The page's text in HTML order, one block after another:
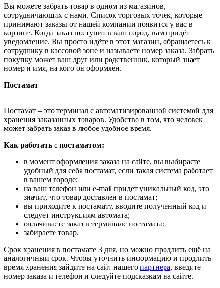
Вы можете забрать товар в одном из магазинов,
сотрудничающих с нами. Список торговых точек, которые
принимают заказы от нашей компании появится у вас в
корзине. Когда заказ поступит в ваш город, вам придёт
уведомление. Вы просто идёте в этот магазин, обращаетесь к
сотруднику в кассовой зоне и называете номер заказа. Забрать
покупку может ваш друг или родственник, который знает
номер и имя, на кого он оформлен.
Постамат
Постамат – это терминал с автоматизированной системой для
хранения заказанных товаров. Удобство в том, что человек
может забрать заказ в любое удобное время.
Как работать с постаматом:
в момент оформления заказа на сайте, вы выбираете
удобный для себя постамат, если такая система работает
в вашем городе;
на ваш телефон или e-mail придет уникальный код, это
значит, что товар доставлен в постамат;
вы приходите к постамату, вводите полученный код и
следует инструкциям автомата;
оплачиваете заказ в терминале постамата;
забираете товар.
Срок хранения в постамате 3 дня, но можно продлить ещё на
аналогичный срок. Чтобы уточнить информацию и продлить
время хранения зайдите на сайт нашего партнера, введите
номер заказа и телефон и следуйте подсказкам на сайте.